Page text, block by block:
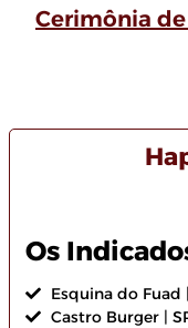
Cerimônia
Os
Esquina do Fuad
Castro Burger |